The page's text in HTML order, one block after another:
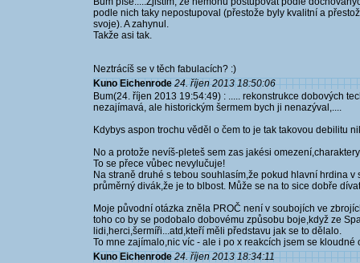
podle nich taky nepostupoval (přestože byly kvalitní a
svoje). A zahynul.
Takže asi tak.
Neztrácíš se v těch fabulacích? :)
Kuno Eichenrode 24. říjen 2013 18:50:06
Bum(24. říjen 2013 19:54:49) : ..... rekonstrukce dobových
nezajímavá, ale historickým šermem bych ji nenazýval,....
Kdybys aspon trochu věděl o čem to je tak takovou debilitu
No a protože nevíš-pleteš sem zas jakési
To se přece vůbec nevylučuje!
Na straně druhé s tebou souhlasím,že pokud hlavní hrdina
průměrný divák,že je to blbost. Může se na to sice dobře
Moje původní otázka zněla PROČ není v soubojích ve
toho co by se podobalo dobovému způsobu boje,když ze
lidi,herci,šermíři...atd,kteří měli představu jak se to dělalo.
To mne zajímalo,nic víc - ale i po x reakcích jsem se kloudné
Kuno Eichenrode 24. říjen 2013 18:34:11